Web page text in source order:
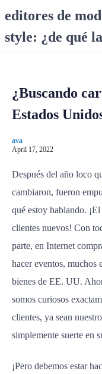
editores de
style: ¿de qué
¿Buscando
Estados
ava
April 17, 2022
Después del año loco
cambiaron, fueron
qué estoy hablando.
clientes nuevos! Con
parte, en Internet
hacer eventos, muchos
bienes de EE. UU.
somos curiosos
clientes, ya sean
simplemente suerte en
¡Pero debemos estar